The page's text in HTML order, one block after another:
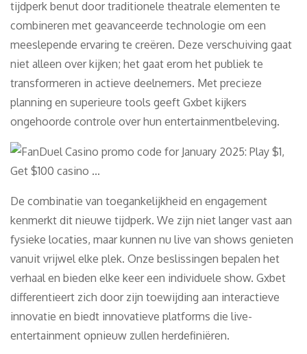
tijdperk benut door traditionele theatrale elementen te
combineren met geavanceerde technologie om een
meeslepende ervaring te creëren. Deze verschuiving gaat
niet alleen over kijken; het gaat erom het publiek te
transformeren in actieve deelnemers. Met precieze
planning en superieure tools geeft Gxbet kijkers
ongehoorde controle over hun entertainmentbeleving.
De combinatie van toegankelijkheid en engagement
kenmerkt dit nieuwe tijdperk. We zijn niet langer vast aan
fysieke locaties, maar kunnen nu live van shows genieten
vanuit vrijwel elke plek. Onze beslissingen bepalen het
verhaal en bieden elke keer een individuele show. Gxbet
differentieert zich door zijn toewijding aan interactieve
innovatie en biedt innovatieve platforms die live-
entertainment opnieuw zullen herdefiniëren.